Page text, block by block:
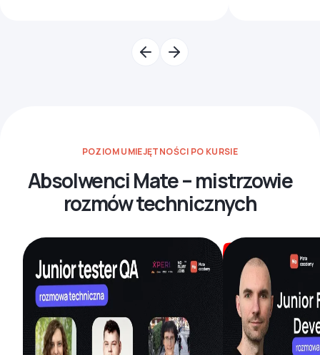
POZIOM UMIEJĘTNOŚCI PO KURSIE
Absolwenci Mate – mistrzowie
rozmów technicznych